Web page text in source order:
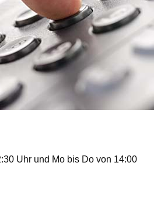
Uhr und Mo bis Do von 14:00